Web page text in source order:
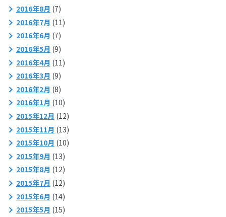
2016年8月 (7)
2016年7月 (11)
2016年6月 (7)
2016年5月 (9)
2016年4月 (11)
2016年3月 (9)
2016年2月 (8)
2016年1月 (10)
2015年12月 (12)
2015年11月 (13)
2015年10月 (10)
2015年9月 (13)
2015年8月 (12)
2015年7月 (12)
2015年6月 (14)
2015年5月 (15)